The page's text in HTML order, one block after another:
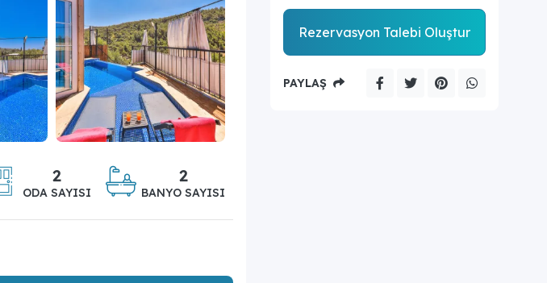
2
ODA SAYISI
2
BANYO SAYISI
Rezervasyon Talebi Oluştur
PAYLAŞ